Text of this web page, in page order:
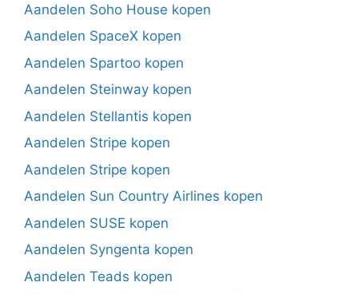
Aandelen Soho House kopen
Aandelen SpaceX kopen
Aandelen Spartoo kopen
Aandelen Steinway kopen
Aandelen Stellantis kopen
Aandelen Stripe kopen
Aandelen Stripe kopen
Aandelen Sun Country Airlines kopen
Aandelen SUSE kopen
Aandelen Syngenta kopen
Aandelen Teads kopen